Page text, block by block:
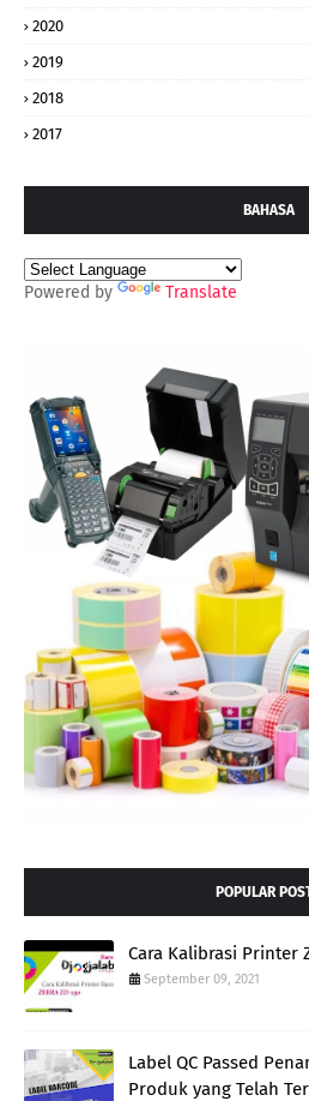
2020
2019
2018
2017
BAHASA
Powered by Translate
POPULAR
Cara Kalibrasi Printer
September 09, 2021
Label QC Passed
Produk yang Telah